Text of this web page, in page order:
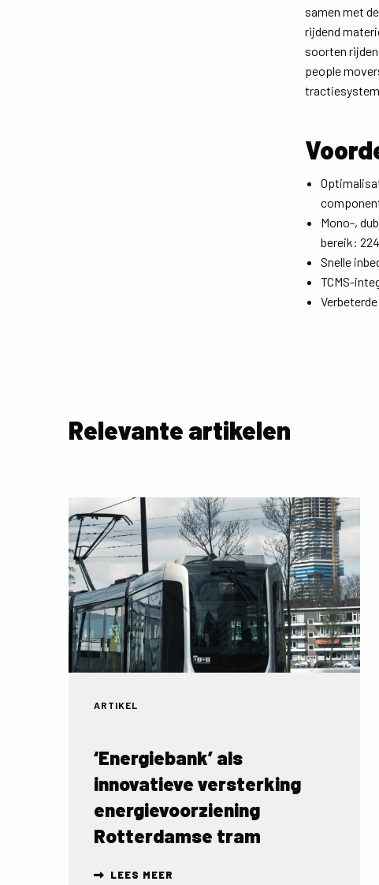
samen met
rijdend
soorten
people
Mono-,
bereik:
Snelle
TCMS-
Relevante artikelen
ARTIKEL
‘Energiebank’ als
innovatieve versterking
energievoorziening
Rotterdamse tram
LEES MEER
meer
over
‘Energiebank’
als
innovatieve
versterking
energievoorziening
Rotterdamse
tram